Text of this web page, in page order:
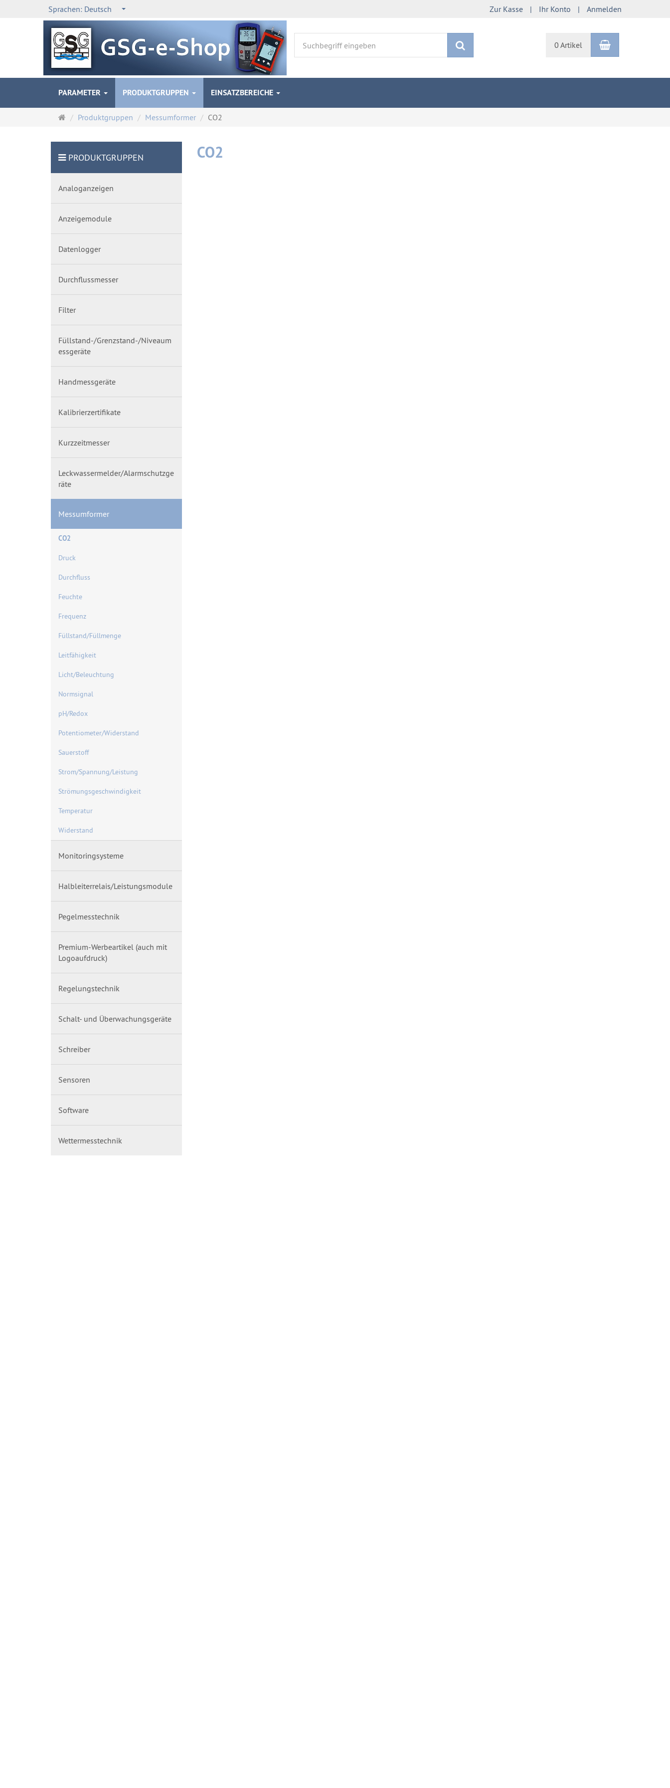
Sprachen: Deutsch Zur Kasse Ihr Konto Anmelden
0 Artikel Warenkorb
PARAMETER PRODUKTGRUPPEN EINSATZBEREICHE
Startseite
Produktgruppen Messumformer CO2
CO2
PRODUKTGRUPPEN
Analoganzeigen
Anzeigemodule
Datenlogger
Durchflussmesser
Filter
Füllstand-/Grenzstand-/Niveaum
essgeräte
Handmessgeräte
Kalibrierzertifikate
Kurzzeitmesser
Leckwassermelder/Alarmschutzge
räte
Messumformer
CO2
Druck
Durchfluss
Feuchte
Frequenz
Füllstand/Füllmenge
Leitfähigkeit
Licht/Beleuchtung
Normsignal
pH/Redox
Potentiometer/Widerstand
Sauerstoff
Strom/Spannung/Leistung
Strömungsgeschwindigkeit
Temperatur
Widerstand
Monitoringsysteme
Halbleiterrelais/Leistungsmodule
Pegelmesstechnik
Premium-Werbeartikel (auch mit
Logoaufdruck)
Regelungstechnik
Schalt- und Überwachungsgeräte
Schreiber
Sensoren
Software
Wettermesstechnik